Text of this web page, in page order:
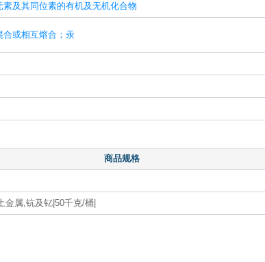
及其同位素的有机及无机化合物
合或相互熔合；汞
商品规格
金属,钪及钇|50千克/桶|